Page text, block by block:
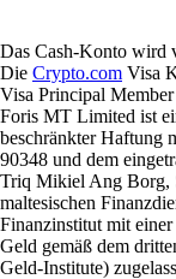
Das Cash-Konto wird
Die Crypto.com Visa
Visa Principal
Foris MT Limited ist
beschränkter Haftung
90348 und dem
Triq Mikiel Ang Borg,
maltesischen
Finanzinstitut mit
Geld gemäß dem
Geld-Institute)